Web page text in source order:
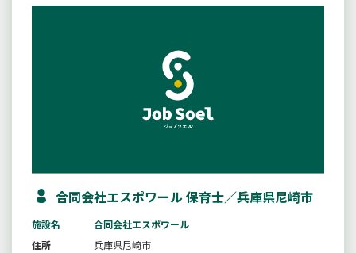
合同会社エスポワール 保育士／兵庫県尼崎市
施設名
合同会社エスポワール
住所
兵庫県尼崎市